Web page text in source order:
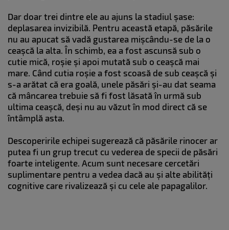
Dar doar trei dintre ele au ajuns la stadiul șase:
deplasarea invizibilă. Pentru această etapă, păsările
nu au apucat să vadă gustarea mișcându-se de la o
ceașcă la alta. În schimb, ea a fost ascunsă sub o
cutie mică, roșie și apoi mutată sub o ceașcă mai
mare. Când cutia roșie a fost scoasă de sub ceașcă și
s-a arătat că era goală, unele păsări și-au dat seama
că mâncarea trebuie să fi fost lăsată în urmă sub
ultima ceașcă, deși nu au văzut în mod direct că se
întâmplă asta.
Descoperirile echipei sugerează că păsările rinocer ar
putea fi un grup trecut cu vederea de specii de păsări
foarte inteligente. Acum sunt necesare cercetări
suplimentare pentru a vedea dacă au și alte abilități
cognitive care rivalizează și cu cele ale papagalilor.